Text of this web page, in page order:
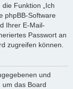
Funktion „Ich
phpBB-Software
Ihrer E-Mail-
Passwort an
zugreifen können.
und
das Board